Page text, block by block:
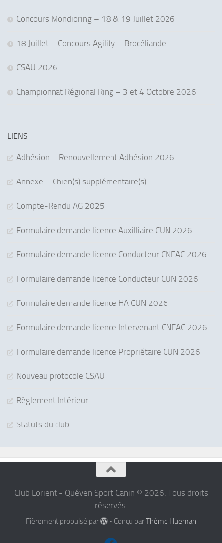
Concours Mondioring – 18 & 19 Juillet 2026
18 Juillet – Concours Agility – Brocéliande –
CSAU 2026
Championnat Régional Ring – 3 et 4 Octobre 2026
LIENS
Adhésion – Renouvellement Adhésion 2026
Annexe – Chien(s) supplémentaire(s)
Compte-Rendu AG 2025
Formulaire demande licence Auxilliaire CUN 2026
Formulaire demande licence Conducteur CNEAC 2026
Formulaire demande licence Conducteur CUN 2026
Formulaire demande licence HA CUN 2026
Formulaire demande licence Intervenant CNEAC 2026
Formulaire demande licence Propriétaire CUN 2026
Nouveau protocole CSAU
Règlement Intérieur
Statuts du club
Club Lorient - Quéven Sport Canin © 2026. Tous droits
réservés.
Fièrement propulsé par - Conçu parThème Hueman